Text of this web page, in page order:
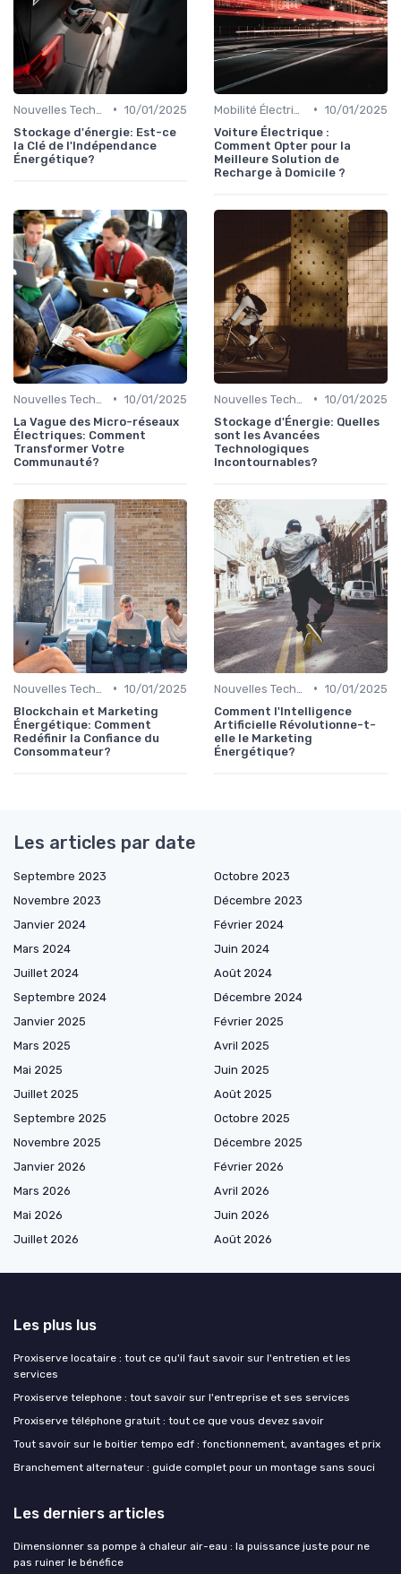
• 10/01/2025
Stockage d'énergie: Est-ce
la Clé de l'Indépendance
Énergétique?
• 10/01/2025
Voiture Électrique :
Comment Opter pour la
Meilleure Solution de
Recharge à Domicile ?
• 10/01/2025
La Vague des Micro-réseaux
Électriques: Comment
Transformer Votre
Communauté?
• 10/01/2025
Stockage d'Énergie: Quelles
sont les Avancées
Technologiques
Incontournables?
• 10/01/2025
Blockchain et Marketing
Énergétique: Comment
Redéfinir la Confiance du
Consommateur?
• 10/01/2025
Comment l'Intelligence
Artificielle Révolutionne-t-
elle le Marketing
Énergétique?
Les articles par date
Septembre 2023
Octobre 2023
Novembre 2023
Décembre 2023
Janvier 2024
Février 2024
Mars 2024
Juin 2024
Juillet 2024
Août 2024
Septembre 2024
Décembre 2024
Janvier 2025
Février 2025
Mars 2025
Avril 2025
Mai 2025
Juin 2025
Juillet 2025
Août 2025
Septembre 2025
Octobre 2025
Novembre 2025
Décembre 2025
Janvier 2026
Février 2026
Mars 2026
Avril 2026
Mai 2026
Juin 2026
Juillet 2026
Août 2026
Les plus lus
Proxiserve locataire : tout ce qu'il faut savoir sur l'entretien et les
services
Proxiserve telephone : tout savoir sur l'entreprise et ses services
Proxiserve téléphone gratuit : tout ce que vous devez savoir
Tout savoir sur le boitier tempo edf : fonctionnement, avantages et prix
Branchement alternateur : guide complet pour un montage sans souci
Les derniers articles
Dimensionner sa pompe à chaleur air-eau : la puissance juste pour ne
pas ruiner le bénéfice